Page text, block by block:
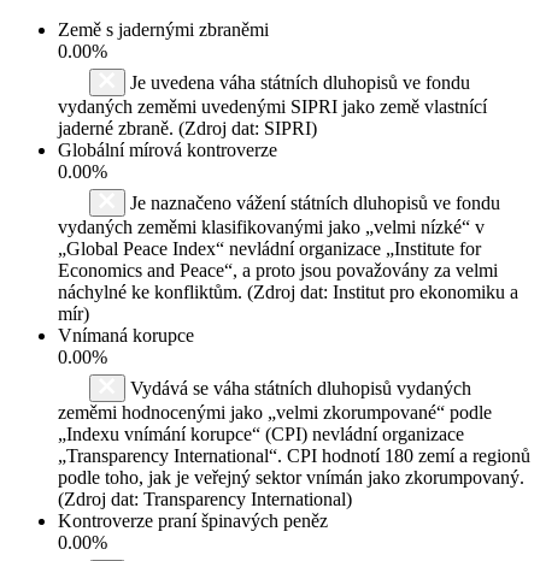
Země s jadernými zbraněmi
0.00%
Je uvedena váha státních dluhopisů ve fondu
vydaných zeměmi uvedenými SIPRI jako země vlastnící
jaderné zbraně. (Zdroj dat: SIPRI)
Globální mírová kontroverze
0.00%
Je naznačeno vážení státních dluhopisů ve fondu
vydaných zeměmi klasifikovanými jako „velmi nízké“ v
„Global Peace Index“ nevládní organizace „Institute for
Economics and Peace“, a proto jsou považovány za velmi
náchylné ke konfliktům. (Zdroj dat: Institut pro ekonomiku a
mír)
Vnímaná korupce
0.00%
Vydává se váha státních dluhopisů vydaných
zeměmi hodnocenými jako „velmi zkorumpované“ podle
„Indexu vnímání korupce“ (CPI) nevládní organizace
„Transparency International“. CPI hodnotí 180 zemí a regionů
podle toho, jak je veřejný sektor vnímán jako zkorumpovaný.
(Zdroj dat: Transparency International)
Kontroverze praní špinavých peněz
0.00%